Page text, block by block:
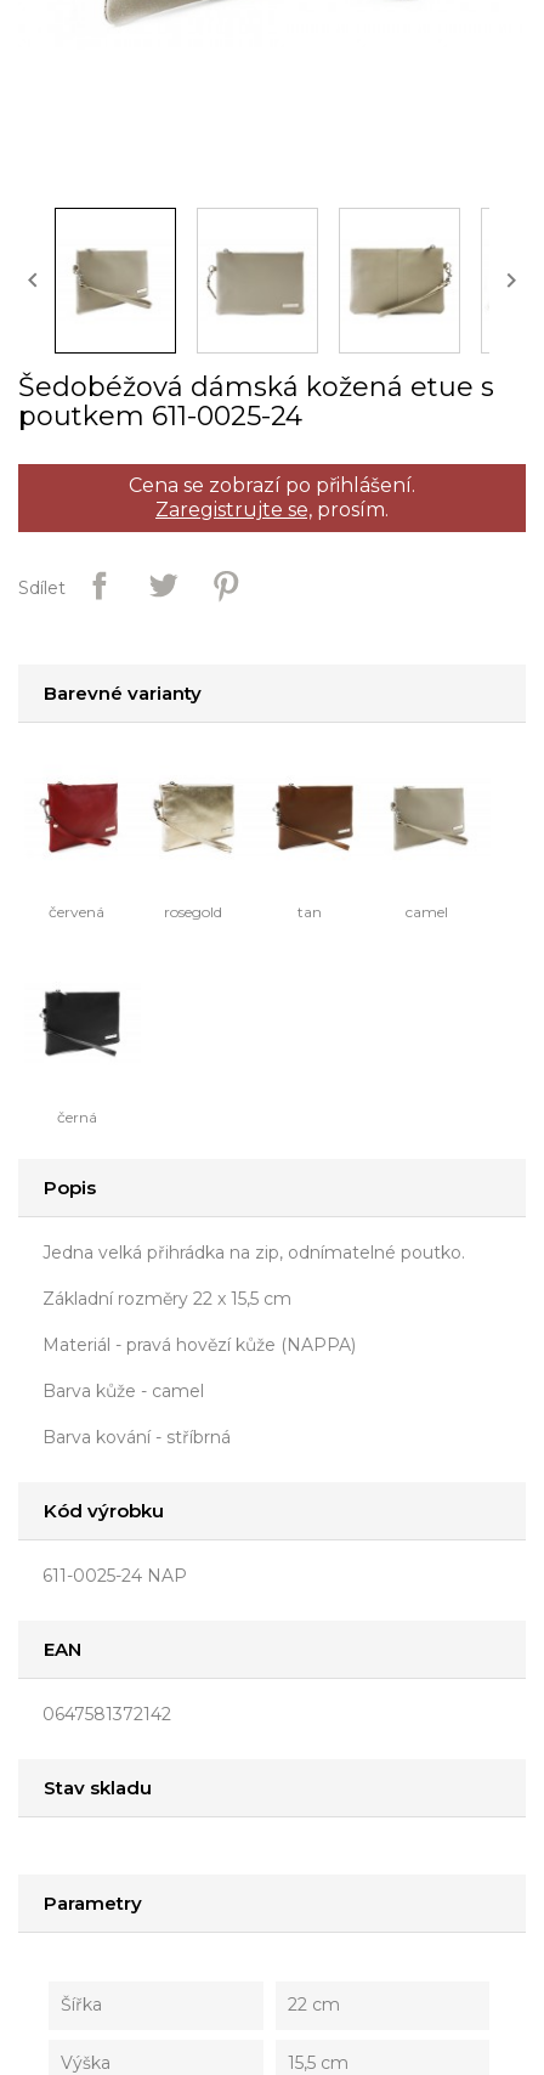
 
Šedobéžová dámská kožená etue s
poutkem 611­-0025­-24
Cena se zobrazí po přihlášení.
Zaregistrujte se, prosím.
Sdílet
Barevné varianty
červená rosegold tan camel
černá
Popis
Jedna velká přihrádka na zip, odnímatelné poutko.
Základní rozměry 22 x 15,5 cm
Materiál - pravá hovězí kůže (NAPPA)
Barva kůže - camel
Barva kování - stříbrná
Kód výrobku
611-0025-24 NAP
EAN
0647581372142
Stav skladu
Parametry
Šířka 22 cm
Výška 15,5 cm